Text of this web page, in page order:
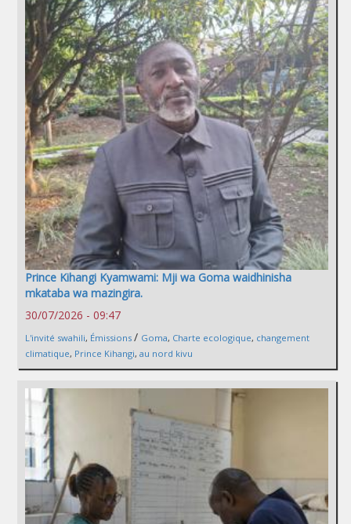
Prince Kihangi Kyamwami: Mji wa Goma waidhinisha
mkataba wa mazingira.
30/07/2026 - 09:47
L'invité swahili, Émissions / Goma, Charte ecologique, changement
climatique, Prince Kihangi, au nord kivu